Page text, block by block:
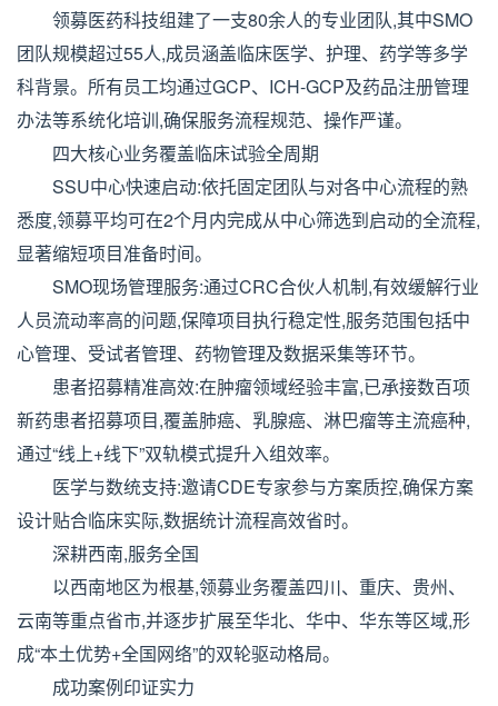
领募医药科技组建了一支80余人的专业团队,其中SMO
团队规模超过55人,成员涵盖临床医学、护理、药学等多学
科背景。所有员工均通过GCP、ICH-GCP及药品注册管理
办法等系统化培训,确保服务流程规范、操作严谨。
四大核心业务覆盖临床试验全周期
SSU中心快速启动:依托固定团队与对各中心流程的熟
悉度,领募平均可在2个月内完成从中心筛选到启动的全流程,
显著缩短项目准备时间。
SMO现场管理服务:通过CRC合伙人机制,有效缓解行业
人员流动率高的问题,保障项目执行稳定性,服务范围包括中
心管理、受试者管理、药物管理及数据采集等环节。
患者招募精准高效:在肿瘤领域经验丰富,已承接数百项
新药患者招募项目,覆盖肺癌、乳腺癌、淋巴瘤等主流癌种,
通过“线上+线下”双轨模式提升入组效率。
医学与数统支持:邀请CDE专家参与方案质控,确保方案
设计贴合临床实际,数据统计流程高效省时。
深耕西南,服务全国
以西南地区为根基,领募业务覆盖四川、重庆、贵州、
云南等重点省市,并逐步扩展至华北、华中、华东等区域,形
成“本土优势+全国网络”的双轮驱动格局。
成功案例印证实力